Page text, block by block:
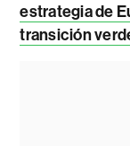
estrategia de
transición